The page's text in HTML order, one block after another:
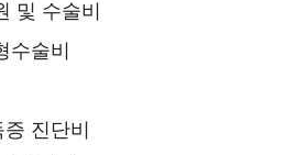
및 수술비
수술비
진단비